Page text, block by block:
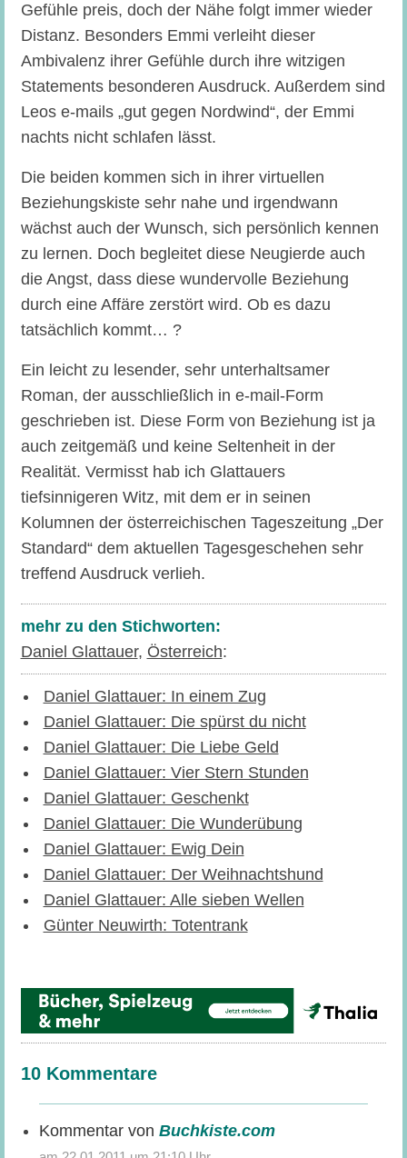
Gefühle preis, doch der Nähe folgt immer wieder
Distanz. Besonders Emmi verleiht dieser
Ambivalenz ihrer Gefühle durch ihre witzigen
Statements besonderen Ausdruck. Außerdem sind
Leos e-mails „gut gegen Nordwind“, der Emmi
nachts nicht schlafen lässt.
Die beiden kommen sich in ihrer virtuellen
Beziehungskiste sehr nahe und irgendwann
wächst auch der Wunsch, sich persönlich kennen
zu lernen. Doch begleitet diese Neugierde auch
die Angst, dass diese wundervolle Beziehung
durch eine Affäre zerstört wird. Ob es dazu
tatsächlich kommt… ?
Ein leicht zu lesender, sehr unterhaltsamer
Roman, der ausschließlich in e-mail-Form
geschrieben ist. Diese Form von Beziehung ist ja
auch zeitgemäß und keine Seltenheit in der
Realität. Vermisst hab ich Glattauers
tiefsinnigeren Witz, mit dem er in seinen
Kolumnen der österreichischen Tageszeitung „Der
Standard“ dem aktuellen Tagesgeschehen sehr
treffend Ausdruck verlieh.
mehr zu den Stichworten:
Daniel Glattauer, Österreich:
Daniel Glattauer: In einem Zug
Daniel Glattauer: Die spürst du nicht
Daniel Glattauer: Die Liebe Geld
Daniel Glattauer: Vier Stern Stunden
Daniel Glattauer: Geschenkt
Daniel Glattauer: Die Wunderübung
Daniel Glattauer: Ewig Dein
Daniel Glattauer: Der Weihnachtshund
Daniel Glattauer: Alle sieben Wellen
Günter Neuwirth: Totentrank
10 Kommentare
Buchkiste.com